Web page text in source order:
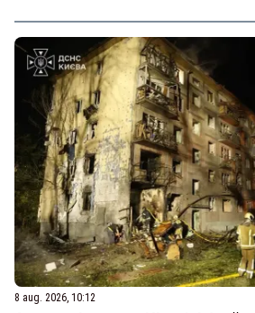
8 aug. 2026, 10:12